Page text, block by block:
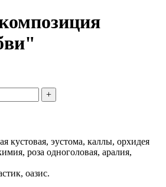
+
кустовая, эустома, каллы, орхидея
роза одноголовая, аралия,
оазис.